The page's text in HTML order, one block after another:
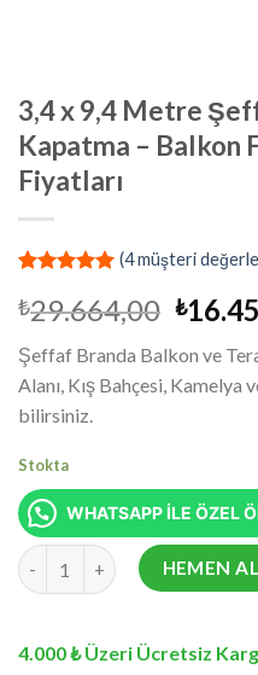
3,4 x 9,4 Metre
Kapatma – Balkon
Fiyatları
puanına
dayanarak
5 üzerinden
5.00puan
aldı
(4müşteri
₺29.664,00 ₺
Şeffaf Branda Balkon ve
Alanı, Kış Bahçesi, Kamelya
bilirsiniz.
Stokta
WHATSAPP İLE ÖZEL
3,4 x 9,4 Metre ŞeffafHEMEN AL
4.000 ₺ Üzeri Ücretsiz